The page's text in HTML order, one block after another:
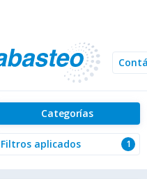
Categorías
1
Filtros aplicados